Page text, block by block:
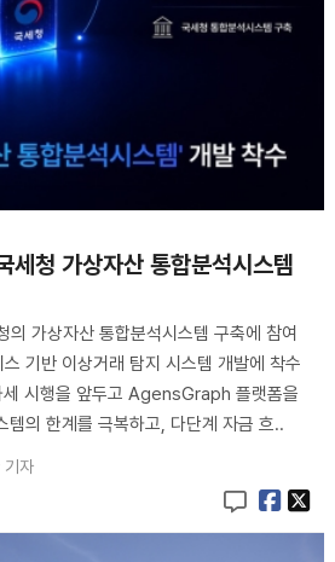
세청 가상자산 통합분석시스템
의 가상자산 통합분석시스템 구축에 참여
기반 이상거래 탐지 시스템 개발에 착수
시행을 앞두고 AgensGraph 플랫폼을
템의 한계를 극복하고, 다단계 자금 흐..
기자